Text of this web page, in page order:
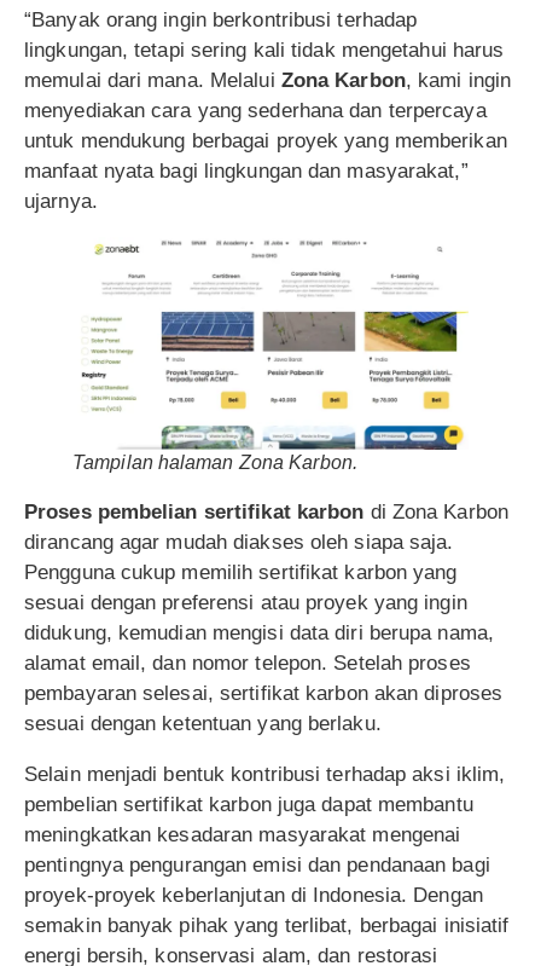
“Banyak orang ingin berkontribusi terhadap
lingkungan, tetapi sering kali tidak mengetahui harus
memulai dari mana. Melalui Zona Karbon, kami ingin
menyediakan cara yang sederhana dan terpercaya
untuk mendukung berbagai proyek yang memberikan
manfaat nyata bagi lingkungan dan masyarakat,”
ujarnya.
Tampilan halaman Zona Karbon.
Proses pembelian sertifikat karbon di Zona Karbon
dirancang agar mudah diakses oleh siapa saja.
Pengguna cukup memilih sertifikat karbon yang
sesuai dengan preferensi atau proyek yang ingin
didukung, kemudian mengisi data diri berupa nama,
alamat email, dan nomor telepon. Setelah proses
pembayaran selesai, sertifikat karbon akan diproses
sesuai dengan ketentuan yang berlaku.
Selain menjadi bentuk kontribusi terhadap aksi iklim,
pembelian sertifikat karbon juga dapat membantu
meningkatkan kesadaran masyarakat mengenai
pentingnya pengurangan emisi dan pendanaan bagi
proyek-proyek keberlanjutan di Indonesia. Dengan
semakin banyak pihak yang terlibat, berbagai inisiatif
energi bersih, konservasi alam, dan restorasi